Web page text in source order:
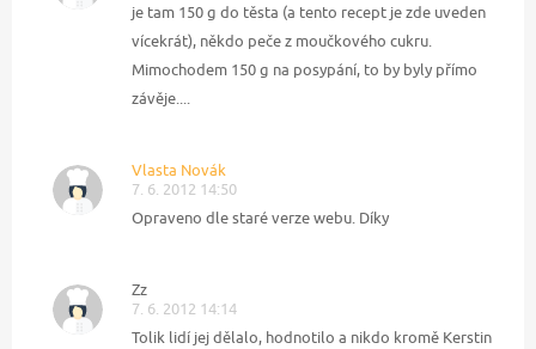
je tam 150 g do těsta (a tento recept je zde uveden
vícekrát), někdo peče z moučkového cukru.
Mimochodem 150 g na posypání, to by byly přímo
závěje....
Vlasta Novák
7. 6. 2012 14:50
Opraveno dle staré verze webu. Díky
Zz
7. 6. 2012 14:14
Tolik lidí jej dělalo, hodnotilo a nikdo kromě Kerstin